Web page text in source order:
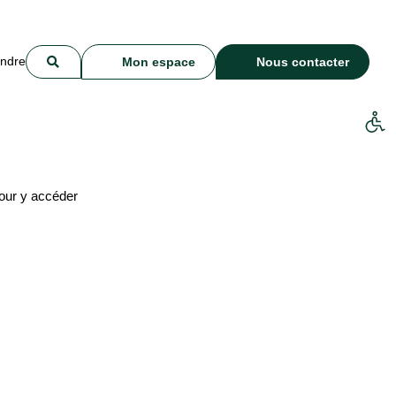
Mon espace Nous contacter
y accéder